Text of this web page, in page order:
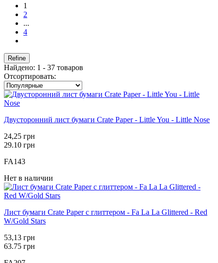
1
2
...
4
Refine
Найдено: 1 - 37 товаров
Отсортировать:
Двусторонний лист бумаги Crate Paper - Little You - Little Nose
24,25 грн
29.10 грн
FA143
Нет в наличии
Лист бумаги Crate Paper с глиттером - Fa La La Glittered - Red
W/Gold Stars
53,13 грн
63.75 грн